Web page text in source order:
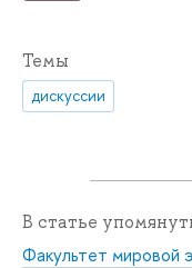
Темы
дискуссии
В статье
Факультет мировой